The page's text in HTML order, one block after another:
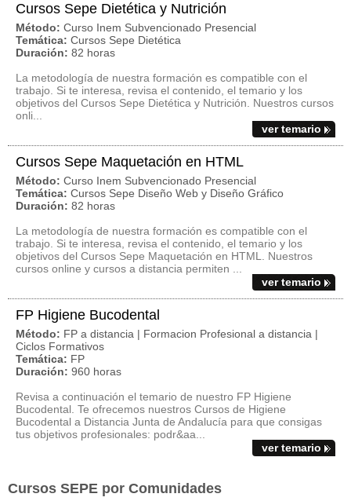
Cursos Sepe Dietética y Nutrición
Método: Curso Inem Subvencionado Presencial
Temática: Cursos Sepe Dietética
Duración: 82 horas
La metodología de nuestra formación es compatible con el
trabajo. Si te interesa, revisa el contenido, el temario y los
objetivos del Cursos Sepe Dietética y Nutrición. Nuestros cursos
onli...
ver temario
Cursos Sepe Maquetación en HTML
Método: Curso Inem Subvencionado Presencial
Temática: Cursos Sepe Diseño Web y Diseño Gráfico
Duración: 82 horas
La metodología de nuestra formación es compatible con el
trabajo. Si te interesa, revisa el contenido, el temario y los
objetivos del Cursos Sepe Maquetación en HTML. Nuestros
cursos online y cursos a distancia permiten ...
ver temario
FP Higiene Bucodental
Método: FP a distancia | Formacion Profesional a distancia |
Ciclos Formativos
Temática: FP
Duración: 960 horas
Revisa a continuación el temario de nuestro FP Higiene
Bucodental. Te ofrecemos nuestros Cursos de Higiene
Bucodental a Distancia Junta de Andalucía para que consigas
tus objetivos profesionales: podr&aa...
ver temario
Cursos SEPE por Comunidades